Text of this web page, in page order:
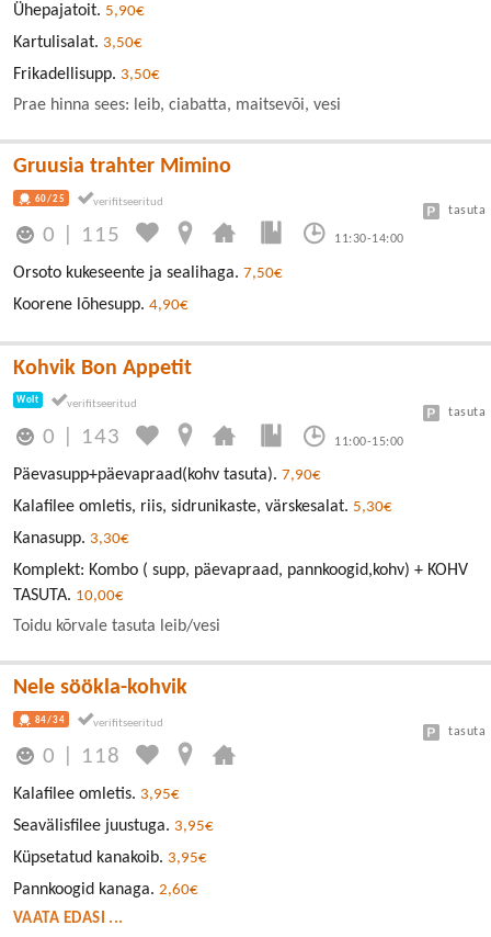
Ühepajatoit. 5,90€
Kartulisalat. 3,50€
Frikadellisupp. 3,50€
Prae hinna sees: leib, ciabatta, maitsevõi, vesi
Gruusia trahter Mimino
60/25
0 115 11:30-14:00
tasuta
Orsoto kukeseente ja sealihaga. 7,50€
Koorene lõhesupp. 4,90€
Kohvik Bon Appetit
Wolt
0 143 11:00-15:00
tasuta
Päevasupp+päevapraad(kohv tasuta). 7,90€
Kalafilee omletis, riis, sidrunikaste, värskesalat. 5,30€
Kanasupp. 3,30€
Komplekt: Kombo ( supp, päevapraad, pannkoogid,kohv) + KOHV
TASUTA. 10,00€
Toidu kõrvale tasuta leib/vesi
Nele söökla-kohvik
84/34
0 118
tasuta
Kalafilee omletis. 3,95€
Seavälisfilee juustuga. 3,95€
Küpsetatud kanakoib. 3,95€
Pannkoogid kanaga. 2,60€
VAATA EDASI ...